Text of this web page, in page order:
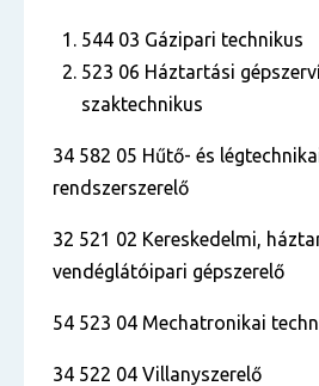
544 03 Gázipari technikus
523 06 Háztartási
szaktechnikus
34 582 05 Hűtő- és
rendszerszerelő
32 521 02 Kereskedelmi,
vendéglátóipari gépszerelő
54 523 04 Mechatronikai
34 522 04 Villanyszerelő